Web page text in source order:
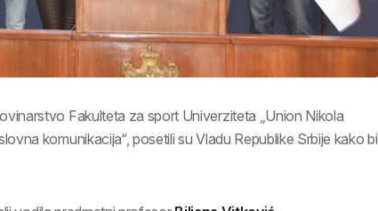
Fakulteta za sport Univerziteta „Union Nikola
komunikacija“, posetili su Vladu Republike Srbije kako bi